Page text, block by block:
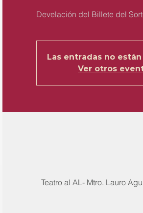
Develación del Billete del
Las entradas no
Ver otros
Teatro al AL- Mtro. Lauro